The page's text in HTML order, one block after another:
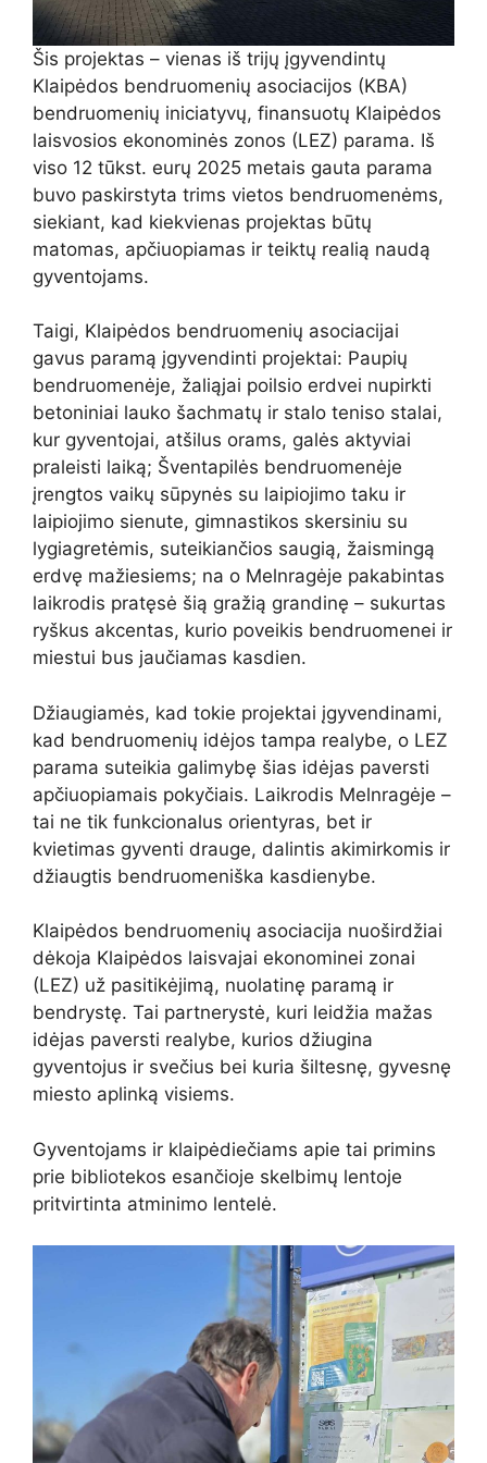
Šis projektas – vienas iš trijų įgyvendintų
Klaipėdos bendruomenių asociacijos (KBA)
bendruomenių iniciatyvų, finansuotų Klaipėdos
laisvosios ekonominės zonos (LEZ) parama. Iš
viso 12 tūkst. eurų 2025 metais gauta parama
buvo paskirstyta trims vietos bendruomenėms,
siekiant, kad kiekvienas projektas būtų
matomas, apčiuopiamas ir teiktų realią naudą
gyventojams.
Taigi, Klaipėdos bendruomenių asociacijai
gavus paramą įgyvendinti projektai: Paupių
bendruomenėje, žaliąjai poilsio erdvei nupirkti
betoniniai lauko šachmatų ir stalo teniso stalai,
kur gyventojai, atšilus orams, galės aktyviai
praleisti laiką; Šventapilės bendruomenėje
įrengtos vaikų sūpynės su laipiojimo taku ir
laipiojimo sienute, gimnastikos skersiniu su
lygiagretėmis, suteikiančios saugią, žaismingą
erdvę mažiesiems; na o Melnragėje pakabintas
laikrodis pratęsė šią gražią grandinę – sukurtas
ryškus akcentas, kurio poveikis bendruomenei ir
miestui bus jaučiamas kasdien.
Džiaugiamės, kad tokie projektai įgyvendinami,
kad bendruomenių idėjos tampa realybe, o LEZ
parama suteikia galimybę šias idėjas paversti
apčiuopiamais pokyčiais. Laikrodis Melnragėje –
tai ne tik funkcionalus orientyras, bet ir
kvietimas gyventi drauge, dalintis akimirkomis ir
džiaugtis bendruomeniška kasdienybe.
Klaipėdos bendruomenių asociacija nuoširdžiai
dėkoja Klaipėdos laisvajai ekonominei zonai
(LEZ) už pasitikėjimą, nuolatinę paramą ir
bendrystę. Tai partnerystė, kuri leidžia mažas
idėjas paversti realybe, kurios džiugina
gyventojus ir svečius bei kuria šiltesnę, gyvesnę
miesto aplinką visiems.
Gyventojams ir klaipėdiečiams apie tai primins
prie bibliotekos esančioje skelbimų lentoje
pritvirtinta atminimo lentelė.